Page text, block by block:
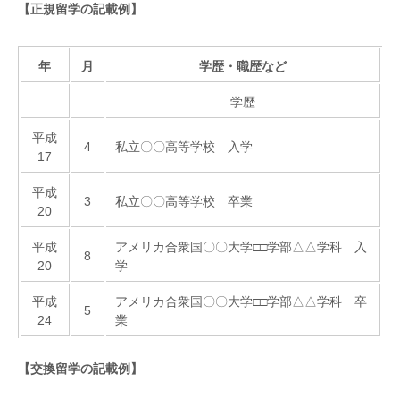
【正規留学の記載例】
年 月 学歴・職歴など
学歴
平成
17
4 私立〇〇高等学校 入学
平成
20
3 私立〇〇高等学校 卒業
平成
20
8
アメリカ合衆国〇〇大学□□学部△△学科 入
学
平成
24
5
アメリカ合衆国〇〇大学□□学部△△学科 卒
業
【交換留学の記載例】